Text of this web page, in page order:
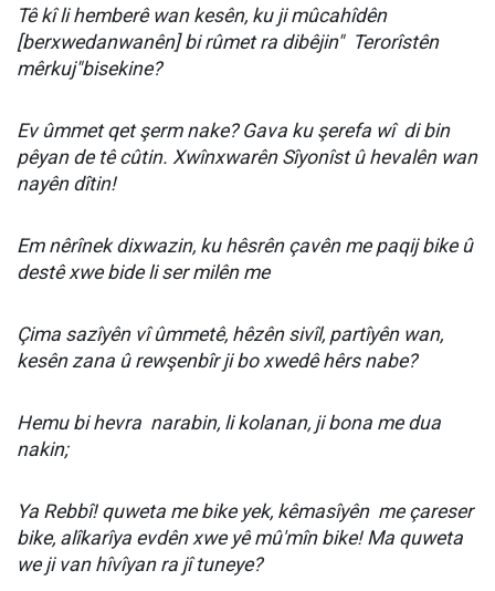
Tê kî li hemberê wan kesên, ku ji mûcahîdên
[berxwedanwanên] bi rûmet ra dibêjin" Terorîstên
mêrkuj"bisekine?
Ev ûmmet qet şerm nake? Gava ku şerefa wî di bin
pêyan de tê cûtin. Xwînxwarên Sîyonîst û hevalên wan
nayên dîtin!
Em nêrînek dixwazin, ku hêsrên çavên me paqij bike û
destê xwe bide li ser milên me
Çima sazîyên vî ûmmetê, hêzên sivîl, partîyên wan,
kesên zana û rewşenbîr ji bo xwedê hêrs nabe?
Hemu bi hevra narabin, li kolanan, ji bona me dua
nakin;
Ya Rebbî! quweta me bike yek, kêmasîyên me çareser
bike, alîkarîya evdên xwe yê mû'mîn bike! Ma quweta
we ji van hîvîyan ra jî tuneye?